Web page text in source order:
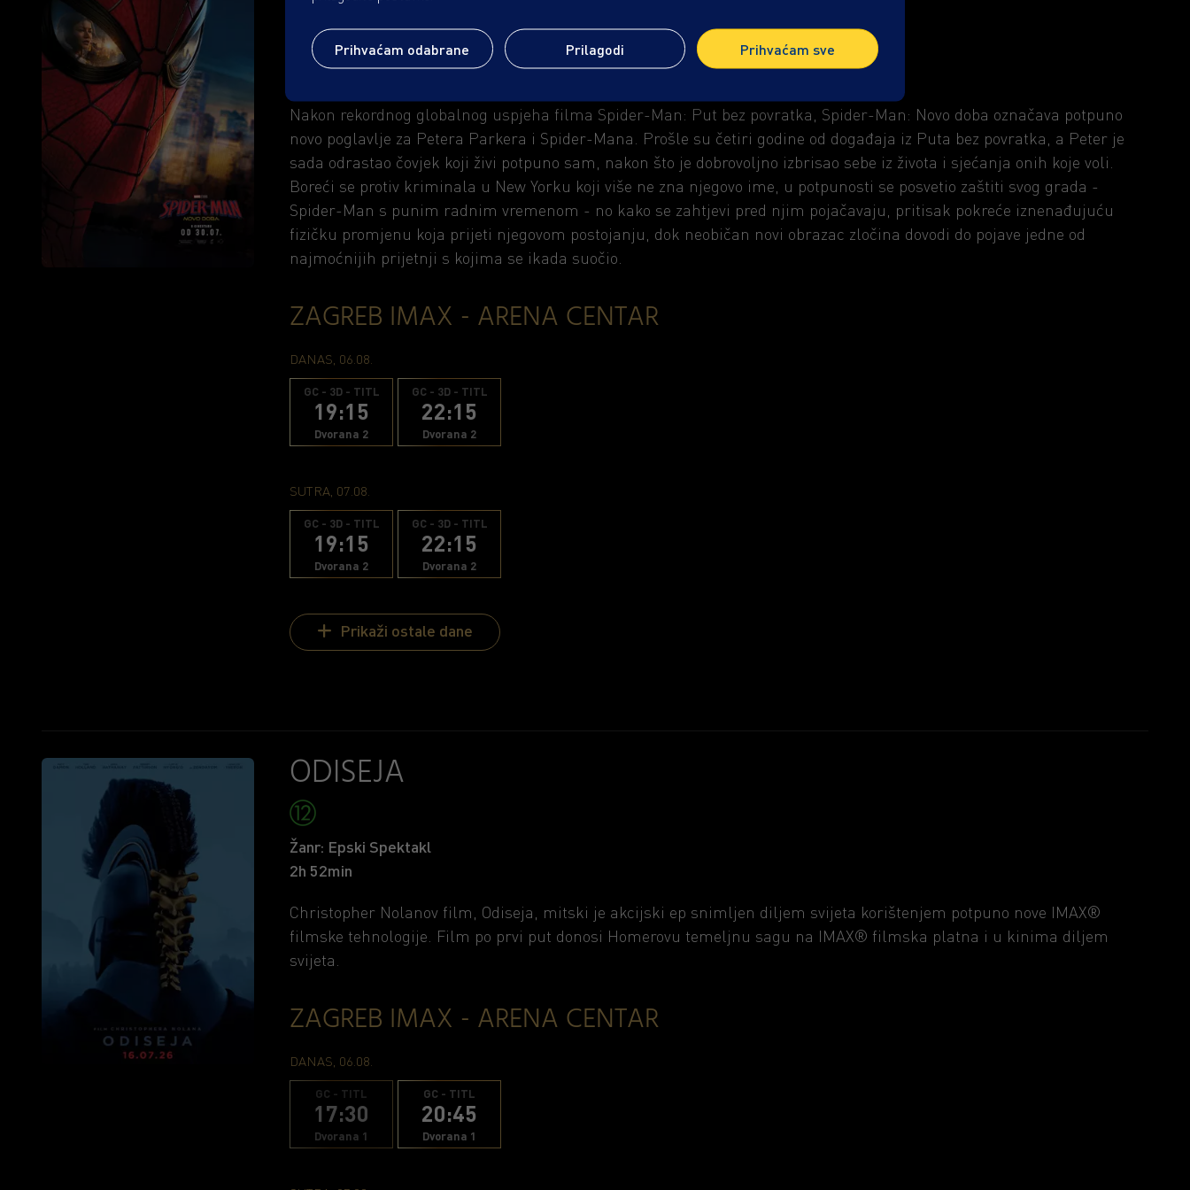
Žanr: Akcijski
2h 25min
Nakon rekordnog globalnog uspjeha filma Spider-Man: Put bez povratka, Spider-Man: Novo doba označava potpuno
novo poglavlje za Petera Parkera i Spider-Mana. Prošle su četiri godine od događaja iz Puta bez povratka, a Peter je
sada odrastao čovjek koji živi potpuno sam, nakon što je dobrovoljno izbrisao sebe iz života i sjećanja onih koje voli.
Boreći se protiv kriminala u New Yorku koji više ne zna njegovo ime, u potpunosti se posvetio zaštiti svog grada -
Spider-Man s punim radnim vremenom - no kako se zahtjevi pred njim pojačavaju, pritisak pokreće iznenađujuću
fizičku promjenu koja prijeti njegovom postojanju, dok neobičan novi obrazac zločina dovodi do pojave jedne od
najmoćnijih prijetnji s kojima se ikada suočio.
ZAGREB IMAX - ARENA CENTAR
DANAS, 06.08.
GC - 3D - TITL
19:15
Dvorana 2
GC - 3D - TITL
22:15
Dvorana 2
SUTRA, 07.08.
GC - 3D - TITL
19:15
Dvorana 2
GC - 3D - TITL
22:15
Dvorana 2
Prikaži ostale dane
ODISEJA
Žanr: Epski Spektakl
2h 52min
Christopher Nolanov film, Odiseja, mitski je akcijski ep snimljen diljem svijeta korištenjem potpuno nove IMAX®
filmske tehnologije. Film po prvi put donosi Homerovu temeljnu sagu na IMAX® filmska platna i u kinima diljem
svijeta.
ZAGREB IMAX - ARENA CENTAR
DANAS, 06.08.
GC - TITL
17:30
Dvorana 1
GC - TITL
20:45
Dvorana 1
Prihvaćam odabrane Prilagodi Prihvaćam sve